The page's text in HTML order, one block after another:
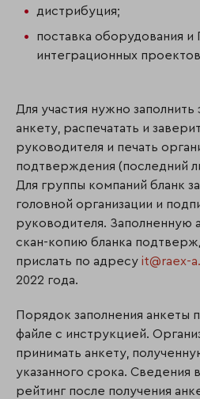
дистрибуция;
поставка оборудования
интеграционных
Для участия нужно
анкету, распечатать и
руководителя и печать
подтверждения (последний
Для группы компаний бланк
головной организации и
руководителя. Заполненную
скан-копию бланка
прислать по адресу it@raex-
2022 года.
Порядок заполнения анкеты
файле с инструкцией.
принимать анкету,
указанного срока. Сведения
рейтинг после получения